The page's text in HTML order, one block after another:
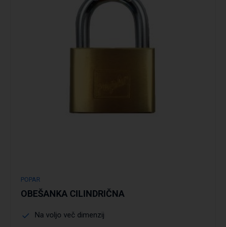
POPAR
OBEŠANKA CILINDRIČNA
Na voljo več dimenzij